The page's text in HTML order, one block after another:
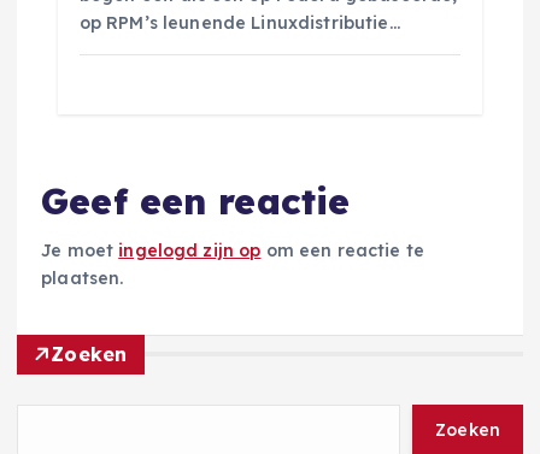
op RPM’s leunende Linuxdistributie…
Geef een reactie
Je moet ingelogd zijn op om een reactie te
plaatsen.
Zoeken
Zoeken